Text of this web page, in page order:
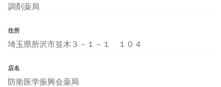
調剤薬局
住所
埼玉県所沢市並木３－１－１ １０４
店名
防衛医学振興会薬局